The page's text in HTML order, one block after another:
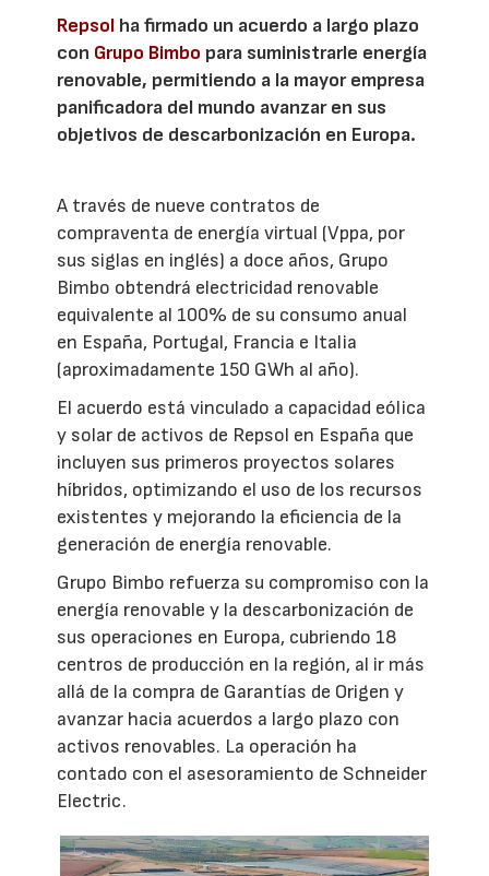
Repsol ha firmado un acuerdo a largo plazo
con Grupo Bimbo para suministrarle energía
renovable, permitiendo a la mayor empresa
panificadora del mundo avanzar en sus
objetivos de descarbonización en Europa.
A través de nueve contratos de
compraventa de energía virtual (Vppa, por
sus siglas en inglés) a doce años, Grupo
Bimbo obtendrá electricidad renovable
equivalente al 100% de su consumo anual
en España, Portugal, Francia e Italia
(aproximadamente 150 GWh al año).
El acuerdo está vinculado a capacidad eólica
y solar de activos de Repsol en España que
incluyen sus primeros proyectos solares
híbridos, optimizando el uso de los recursos
existentes y mejorando la eficiencia de la
generación de energía renovable.
Grupo Bimbo refuerza su compromiso con la
energía renovable y la descarbonización de
sus operaciones en Europa, cubriendo 18
centros de producción en la región, al ir más
allá de la compra de Garantías de Origen y
avanzar hacia acuerdos a largo plazo con
activos renovables. La operación ha
contado con el asesoramiento de Schneider
Electric.